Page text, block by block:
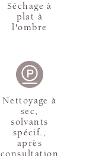
Séchage à
plat à
l'ombre
Nettoyage à
sec,
solvants
spécif.,
après
consultation